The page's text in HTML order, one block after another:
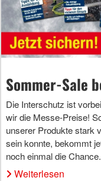
Sommer-Sale
Die Interschutz ist
wir die Messe-Preise!
unserer Produkte stark
sein konnte, bekommt
noch einmal die Chance.
Weiterlesen